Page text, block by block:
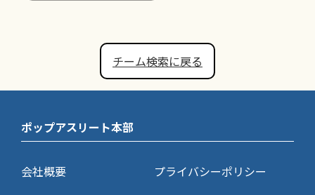
チーム検索に戻る
ポップアスリート本部
会社概要
プライバシーポリシー